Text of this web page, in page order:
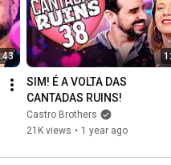
SIM! É A VOLTA DAS
CANTADAS RUINS!
Castro Brothers
21K views • 1 year ago